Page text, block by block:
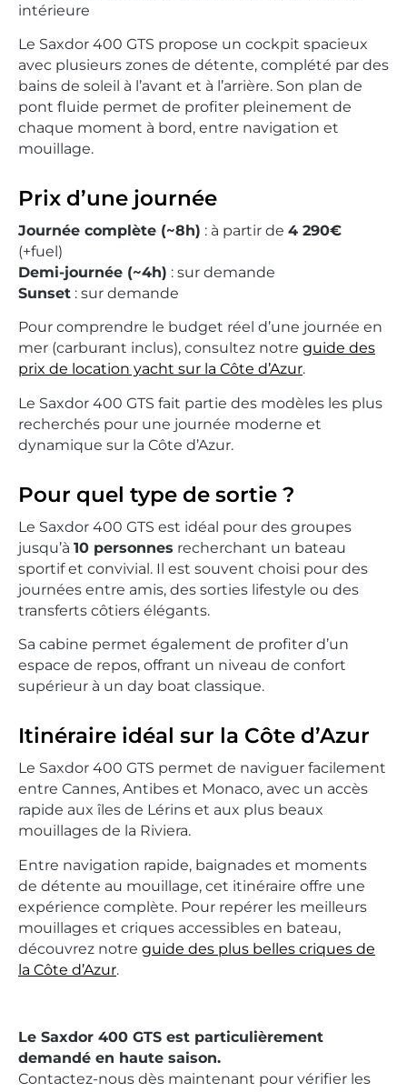
intérieure
Le Saxdor 400 GTS propose un cockpit spacieux
avec plusieurs zones de détente, complété par des
bains de soleil à l’avant et à l’arrière. Son plan de
pont fluide permet de profiter pleinement de
chaque moment à bord, entre navigation et
mouillage.
Prix d’une journée
Journée complète (~8h) : à partir de 4 290€
(+fuel)
Demi-journée (~4h) : sur demande
Sunset : sur demande
Pour comprendre le budget réel d’une journée en
mer (carburant inclus), consultez notre guide des
prix de location yacht sur la Côte d’Azur.
Le Saxdor 400 GTS fait partie des modèles les plus
recherchés pour une journée moderne et
dynamique sur la Côte d’Azur.
Pour quel type de sortie ?
Le Saxdor 400 GTS est idéal pour des groupes
jusqu’à 10 personnes recherchant un bateau
sportif et convivial. Il est souvent choisi pour des
journées entre amis, des sorties lifestyle ou des
transferts côtiers élégants.
Sa cabine permet également de profiter d’un
espace de repos, offrant un niveau de confort
supérieur à un day boat classique.
Itinéraire idéal sur la Côte d’Azur
Le Saxdor 400 GTS permet de naviguer facilement
entre Cannes, Antibes et Monaco, avec un accès
rapide aux îles de Lérins et aux plus beaux
mouillages de la Riviera.
Entre navigation rapide, baignades et moments
de détente au mouillage, cet itinéraire offre une
expérience complète. Pour repérer les meilleurs
mouillages et criques accessibles en bateau,
découvrez notre guide des plus belles criques de
la Côte d’Azur.
Le Saxdor 400 GTS est particulièrement
demandé en haute saison.
Contactez-nous dès maintenant pour vérifier les